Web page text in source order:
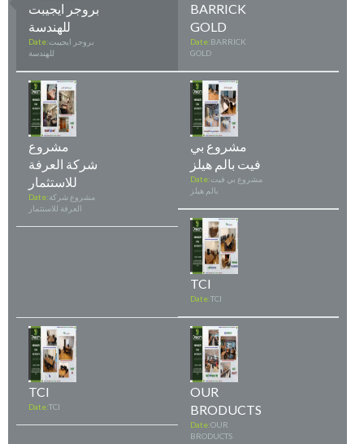
بروجر ايجيبت
للهندسة
Date:بروجر ايجيبت
للهندسة
BARRICK
GOLD
Date:BARRICK
GOLD
مشروع
شركة العرفة
للاستثمار
Date:مشروع شركة
العرفة للاستثمار
مشروع بي
فيت بالم هيلز
Date:مشروع بي فيت
بالم هيلز
TCI
Date:TCI
TCI
Date:TCI
OUR
BRODUCTS
Date:OUR
BRODUCTS